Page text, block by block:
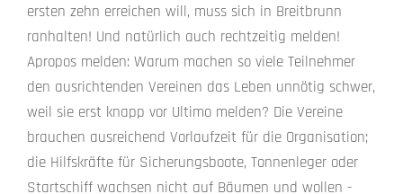
ersten zehn erreichen will, muss sich in Breitbrunn
ranhalten! Und natürlich auch rechtzeitig melden!
Apropos melden: Warum machen so viele Teil­nehmer
den ausrichtenden Vereinen das Leben un­nötig schwer,
weil sie erst knapp vor Ultimo mel­den? Die Vereine
brauchen ausreichend Vorlauf­zeit für die Organisation;
die Hilfskräfte für Siche­rungsboote, Tonnenleger oder
Startschiff wachsen nicht auf Bäumen und wollen -